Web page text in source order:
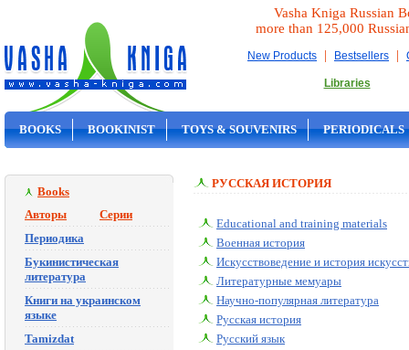
Vasha Kniga Russian
more than 125,000
New Products | Bestsellers |
Libraries
BOOKS BOOKINIST TOYS & SOUVENIRS PERIODICALS
Books
Авторы
Серии
Периодика
Букинистическая
литература
Книги на украинском
языке
Tamizdat
РУССКАЯ ИСТОРИЯ
Educational and training materials
Военная история
Искусствоведение и история
Литературные мемуары
Научно-популярная литература
Русская история
Русский язык